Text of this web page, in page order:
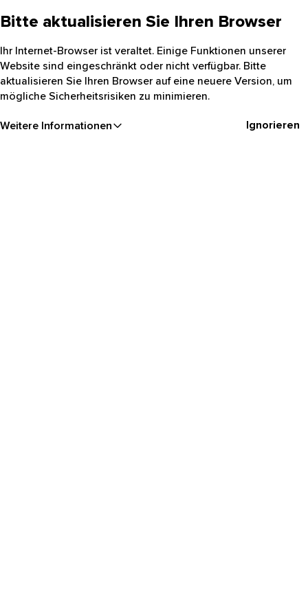
Bitte aktualisieren Sie Ihren Browser
Ihr Internet-Browser ist veraltet. Einige Funktionen unserer
Website sind eingeschränkt oder nicht verfügbar. Bitte
aktualisieren Sie Ihren Browser auf eine neuere Version, um
mögliche Sicherheitsrisiken zu minimieren.
Weitere Informationen Ignorieren